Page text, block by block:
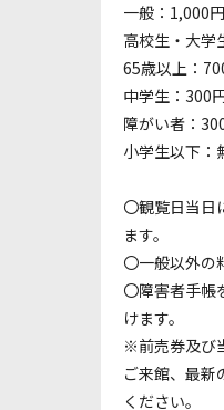
一般：1,000円
高校生・大学
65歳以上：
中学生：300
障がい者：
小学生以下：
〇観覧日当日
ます。
〇一般以外の
〇障害者手帳
けます。
※前売券及び
ご来館、最新
ください。